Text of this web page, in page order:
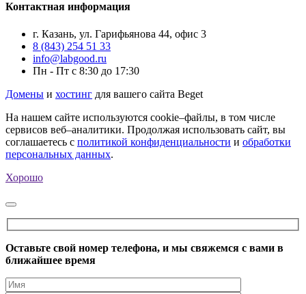
Контактная информация
г. Казань, ул. Гарифьянова 44, офис 3
8 (843) 254 51 33
info@labgood.ru
Пн - Пт с 8:30 до 17:30
Домены и хостинг для вашего сайта Beget
На нашем сайте используются cookie–файлы, в том числе
сервисов веб–аналитики. Продолжая использовать сайт, вы
соглашаетесь с политикой конфиденциальности и обработки
персональных данных.
Хорошо
Оставьте свой номер телефона, и мы свяжемся с вами в
ближайшее время